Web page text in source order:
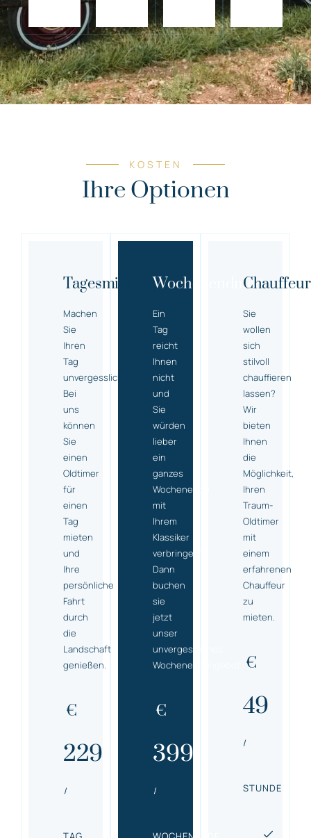
KOSTEN
Ihre Optionen
Tagesmiete
Machen
Sie
Ihren
Tag
unvergesslich!
Bei
uns
können
Sie
einen
Oldtimer
für
einen
Tag
mieten
und
Ihre
persönliche
Fahrt
durch
die
Landschaft
genießen.
€
229
/
Wochenendmiete
Ein
Tag
reicht
Ihnen
nicht
und
Sie
würden
lieber
ein
ganzes
Wochenende
mit
Ihrem
Klassiker
verbringen?
Dann
buchen
sie
jetzt
unser
unvergessliches
Wochenendangebot.
€
399
/
Sie
wollen
sich
stilvoll
chauffieren
lassen?
Wir
bieten
Ihnen
die
Möglichkeit,
Ihren
Traum-
Oldtimer
mit
einem
erfahrenen
Chauffeur
zu
mieten.
€
49
/
STUNDE